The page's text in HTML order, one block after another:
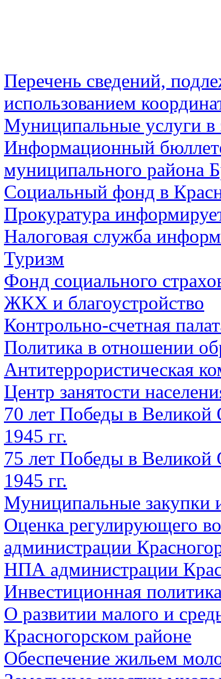
Перечень сведений,
использованием
Муниципальные услуги в
Информационный
муниципального района
Социальный фонд в
Прокуратура
Налоговая служба
Туризм
Фонд социального
ЖКХ и благоустройство
Контрольно-счетная
Политика в отношении
Антитеррористическая
Центр занятости
70 лет Победы в Великой
1945 гг.
75 лет Победы в Великой
1945 гг.
Муниципальные закупки
Оценка регулирующего
администрации
НПА администрации
Инвестиционная
О развитии малого и
Красногорском районе
Обеспечение жильем